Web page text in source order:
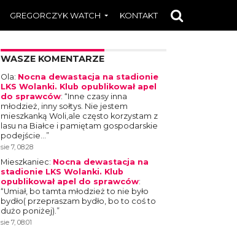
GREGORCZYK WATCH KONTAKT
WASZE KOMENTARZE
Ola: Nocna dewastacja na stadionie
LKS Wolanki. Klub opublikował apel
do sprawców: “Inne czasy inna
młodzież, inny sołtys. Nie jestem
mieszkanką Woli,ale często korzystam z
lasu na Białce i pamiętam gospodarskie
podejście…”
sie 7, 08:28
Mieszkaniec: Nocna dewastacja na
stadionie LKS Wolanki. Klub
opublikował apel do sprawców:
“Umiał, bo tamta młodzież to nie było
bydło( przepraszam bydło, bo to coś to
dużo poniżej).”
sie 7, 08:01